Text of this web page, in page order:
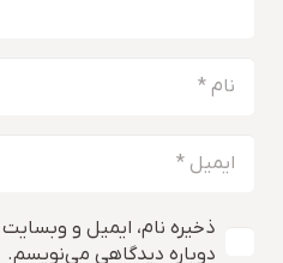
ذخیره نام، ایمیل و
دوباره دیدگاهی می‌نویسم.